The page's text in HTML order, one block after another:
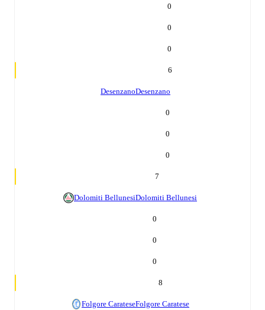
0
0
0
6
DesenzanoDesenzano
0
0
0
7
Dolomiti BellunesiDolomiti Bellunesi
0
0
0
8
Folgore CarateseFolgore Caratese